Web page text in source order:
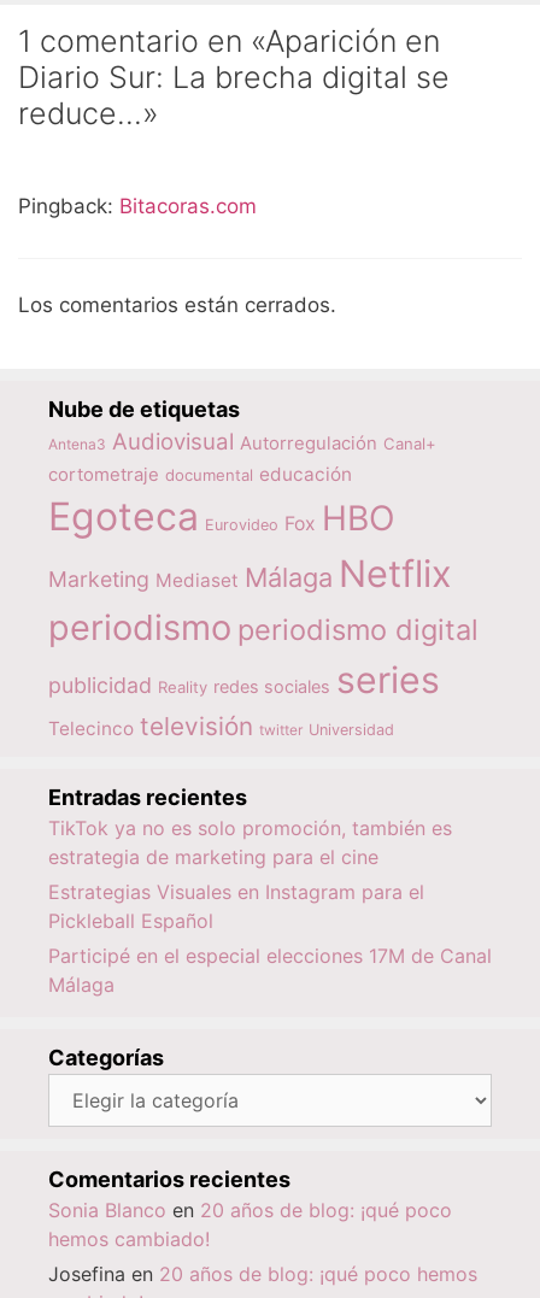
1 comentario en «Aparición en
Diario Sur: La brecha digital se
reduce…»
Pingback: Bitacoras.com
Los comentarios están cerrados.
Nube de etiquetas
Antena3 Audiovisual Autorregulación Canal+
cortometraje documental educación
Egoteca Eurovideo Fox HBO
Marketing Mediaset Málaga Netflix
periodismo periodismo digital
publicidad Reality redes sociales series
Telecinco televisión twitter Universidad
Entradas recientes
TikTok ya no es solo promoción, también es
estrategia de marketing para el cine
Estrategias Visuales en Instagram para el
Pickleball Español
Participé en el especial elecciones 17M de Canal
Málaga
Categorías
Categorías
Comentarios recientes
Sonia Blanco en 20 años de blog: ¡qué poco
hemos cambiado!
Josefina en 20 años de blog: ¡qué poco hemos